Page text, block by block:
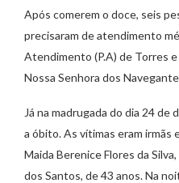
Após comerem o doce, seis
precisaram de atendimento
Atendimento (P.A) de Torres
Nossa Senhora dos
Já na madrugada do dia 24 de
a óbito. As vítimas eram irmãs
Maida Berenice Flores da
dos Santos, de 43 anos. Na